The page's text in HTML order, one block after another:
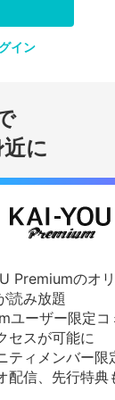
イン
に
Premiumのオ
読み放題
ユーザー限定コ
セスが可能に
ティメンバー限
配信、先行特典